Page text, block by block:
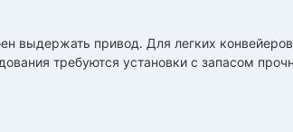
выдержать привод. Для легких
требуются установки с запасом